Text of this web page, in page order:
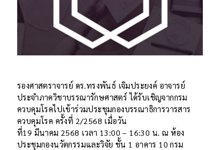
รองศาสตราจารย์ ดร.ทรงพันธ์ เจิมประยงค์ อาจารย์
ประจำภาควิชาบรรณารักษศาสตร์ ได้รับเชิญจากกรม
ควบคุมโรคไปเข้าร่วมประชุมกองบรรณาธิการวารสาร
ควบคุมโรค ครั้งที่ 2/2568 เมื่อวัน
ที่19 มีนาคม 2568 เวลา 13:00 – 16:30 น. ณ ห้อง
ประชุมกองนวัตกรรมและวิจัย ชั้น 1 อาคาร 10 กรม